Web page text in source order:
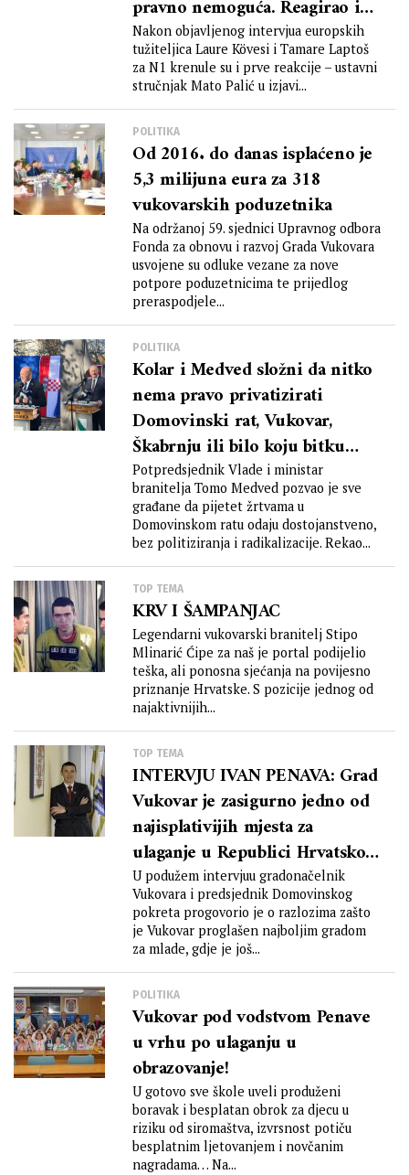
pravno nemoguća. Reagirao i
HDZ
Nakon objavljenog intervjua europskih
tužiteljica Laure Kövesi i Tamare Laptoš
za N1 krenule su i prve reakcije – ustavni
stručnjak Mato Palić u izjavi...
POLITIKA
Od 2016. do danas isplaćeno je
5,3 milijuna eura za 318
vukovarskih poduzetnika
Na održanoj 59. sjednici Upravnog odbora
Fonda za obnovu i razvoj Grada Vukovara
usvojene su odluke vezane za nove
potpore poduzetnicima te prijedlog
preraspodjele...
POLITIKA
Kolar i Medved složni da nitko
nema pravo privatizirati
Domovinski rat, Vukovar,
Škabrnju ili bilo koju bitku
Domovinskog rata
Potpredsjednik Vlade i ministar
branitelja Tomo Medved pozvao je sve
građane da pijetet žrtvama u
Domovinskom ratu odaju dostojanstveno,
bez politiziranja i radikalizacije. Rekao...
TOP TEMA
KRV I ŠAMPANJAC
Legendarni vukovarski branitelj Stipo
Mlinarić Ćipe za naš je portal podijelio
teška, ali ponosna sjećanja na povijesno
priznanje Hrvatske. S pozicije jednog od
najaktivnijih...
TOP TEMA
INTERVJU IVAN PENAVA: Grad
Vukovar je zasigurno jedno od
najisplativijih mjesta za
ulaganje u Republici Hrvatskoj
zbog brojnih pogodnosti koje
nudi poduzetnicima, a što oni i
prepoznaju
U podužem intervjuu gradonačelnik
Vukovara i predsjednik Domovinskog
pokreta progovorio je o razlozima zašto
je Vukovar proglašen najboljim gradom
za mlade, gdje je još...
POLITIKA
Vukovar pod vodstvom Penave
u vrhu po ulaganju u
obrazovanje!
U gotovo sve škole uveli produženi
boravak i besplatan obrok za djecu u
riziku od siromaštva, izvrsnost potiču
besplatnim ljetovanjem i novčanim
nagradama… Na...